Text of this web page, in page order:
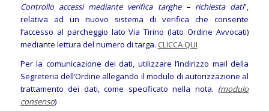
Controllo accessi mediante verifica targhe – richiesta dati”,
relativa ad un nuovo sistema di verifica che consente
l’accesso al parcheggio lato Via Tirino (lato Ordine Avvocati)
mediante lettura del numero di targa. CLICCA QUI
Per la comunicazione dei dati, utilizzare l’indirizzo mail della
Segreteria dell’Ordine allegando il modulo di autorizzazione al
trattamento dei dati, come specificato nella nota. (modulo
consenso)